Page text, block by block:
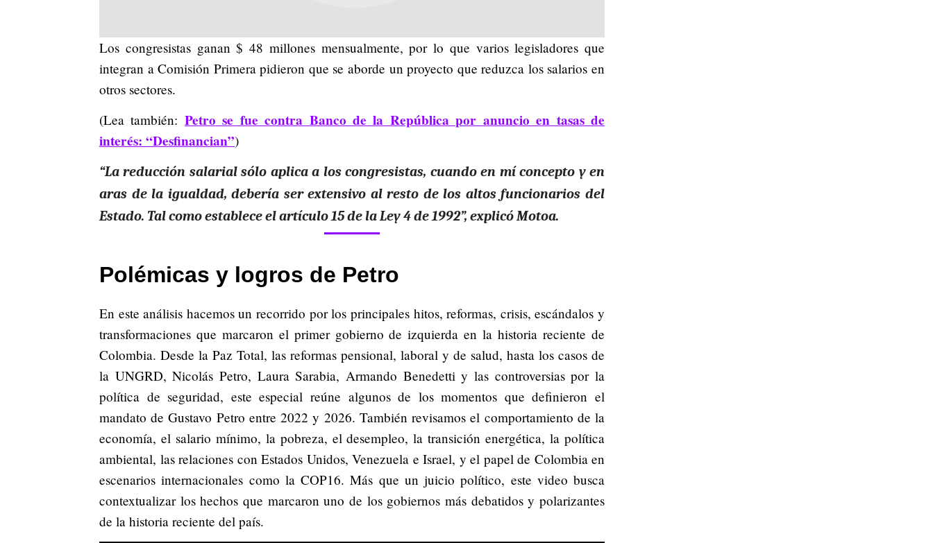
Los congresistas ganan $ 48 millones mensualmente, por lo que varios legisladores que
integran a Comisión Primera pidieron que se aborde un proyecto que reduzca los salarios en
otros sectores.
(Lea también: Petro se fue contra Banco de la República por anuncio en tasas de
interés: “Desfinancian”)
“La reducción salarial sólo aplica a los congresistas, cuando en mí concepto y en
aras de la igualdad, debería ser extensivo al resto de los altos funcionarios del
Estado. Tal como establece el artículo 15 de la Ley 4 de 1992”, explicó Motoa.
Polémicas y logros de Petro
En este análisis hacemos un recorrido por los principales hitos, reformas, crisis, escándalos y
transformaciones que marcaron el primer gobierno de izquierda en la historia reciente de
Colombia. Desde la Paz Total, las reformas pensional, laboral y de salud, hasta los casos de
la UNGRD, Nicolás Petro, Laura Sarabia, Armando Benedetti y las controversias por la
política de seguridad, este especial reúne algunos de los momentos que definieron el
mandato de Gustavo Petro entre 2022 y 2026. También revisamos el comportamiento de la
economía, el salario mínimo, la pobreza, el desempleo, la transición energética, la política
ambiental, las relaciones con Estados Unidos, Venezuela e Israel, y el papel de Colombia en
escenarios internacionales como la COP16. Más que un juicio político, este video busca
contextualizar los hechos que marcaron uno de los gobiernos más debatidos y polarizantes
de la historia reciente del país.